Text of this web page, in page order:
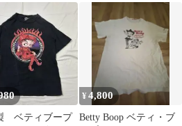
ー Tシャツ ブラック メ
ンズXL
ベティブープ
¥4,800
Betty Boop ベティ・ブ